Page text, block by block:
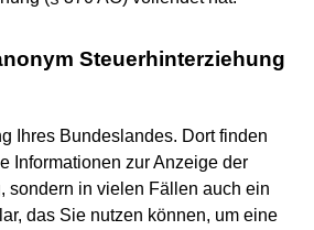
Steuerhinterziehung
Ihres Bundeslandes. Dort finden
Informationen zur Anzeige der
sondern in vielen Fällen auch ein
das Sie nutzen können, um eine